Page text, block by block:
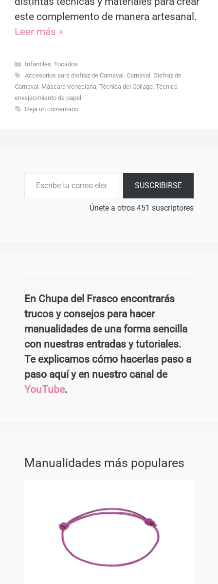
este complemento de manera artesanal.
Leer más »
Categorías
Infantiles, Tocados
Etiquetas
Accesorios para disfraz de Carnaval , Carnaval , Disfraz de
Carnaval , Máscara Veneciana, Técnica del Collage, Técnica
envejecimiento de papel
Deja un comentario
SUSCRIBIRSE
Únete a otros 451 suscriptores
En Chupa del Frasco encontrarás
trucos y consejos para hacer
manualidades de una forma sencilla
con nuestras entradas y tutoriales.
Te explicamos cómo hacerlas paso a
paso aquí y en nuestro canal de
YouTube.
Manualidades más populares